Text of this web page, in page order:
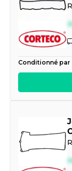
Conditionné par